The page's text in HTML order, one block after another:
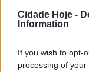
Cidade Hoje -
Information
If you wish to opt-
processing of
CIDADE HOJE 28